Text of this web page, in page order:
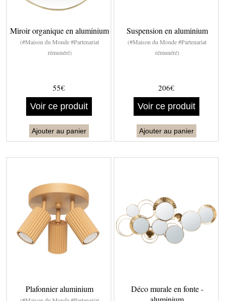
Miroir organique en aluminium
(#Maison du Monde #Partenariat
rémunéré)
55€
Voir ce produit
Ajouter au panier
Suspension en aluminium
(#Maison du Monde #Partenariat
rémunéré)
206€
Voir ce produit
Ajouter au panier
Plafonnier aluminium
Déco murale en fonte -